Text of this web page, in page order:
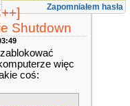
Zapomniałem hasła
Shutdown
więc
coś: